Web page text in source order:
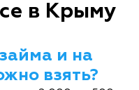
в Крыму
и на
взять?